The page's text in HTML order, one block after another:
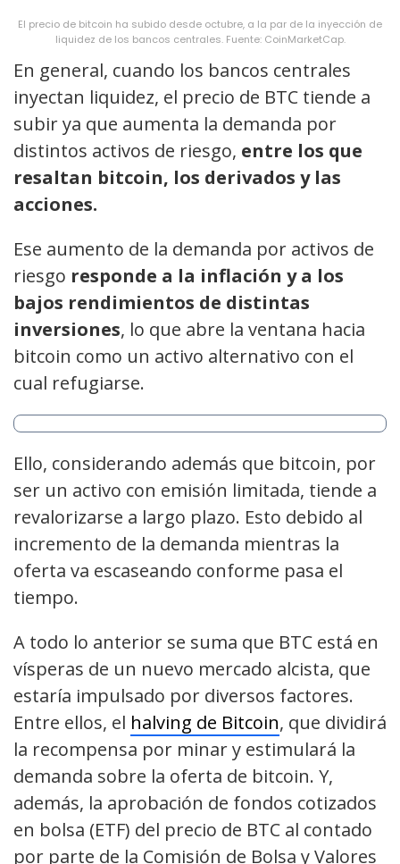
El precio de bitcoin ha subido desde octubre, a la par de la inyección de
liquidez de los bancos centrales. Fuente: CoinMarketCap.
En general, cuando los bancos centrales
inyectan liquidez, el precio de BTC tiende a
subir ya que aumenta la demanda por
distintos activos de riesgo, entre los que
resaltan bitcoin, los derivados y las
acciones.
Ese aumento de la demanda por activos de
riesgo responde a la inflación y a los
bajos rendimientos de distintas
inversiones, lo que abre la ventana hacia
bitcoin como un activo alternativo con el
cual refugiarse.
Ello, considerando además que bitcoin, por
ser un activo con emisión limitada, tiende a
revalorizarse a largo plazo. Esto debido al
incremento de la demanda mientras la
oferta va escaseando conforme pasa el
tiempo.
A todo lo anterior se suma que BTC está en
vísperas de un nuevo mercado alcista, que
estaría impulsado por diversos factores.
Entre ellos, el halving de Bitcoin, que dividirá
la recompensa por minar y estimulará la
demanda sobre la oferta de bitcoin. Y,
además, la aprobación de fondos cotizados
en bolsa (ETF) del precio de BTC al contado
por parte de la Comisión de Bolsa y Valores